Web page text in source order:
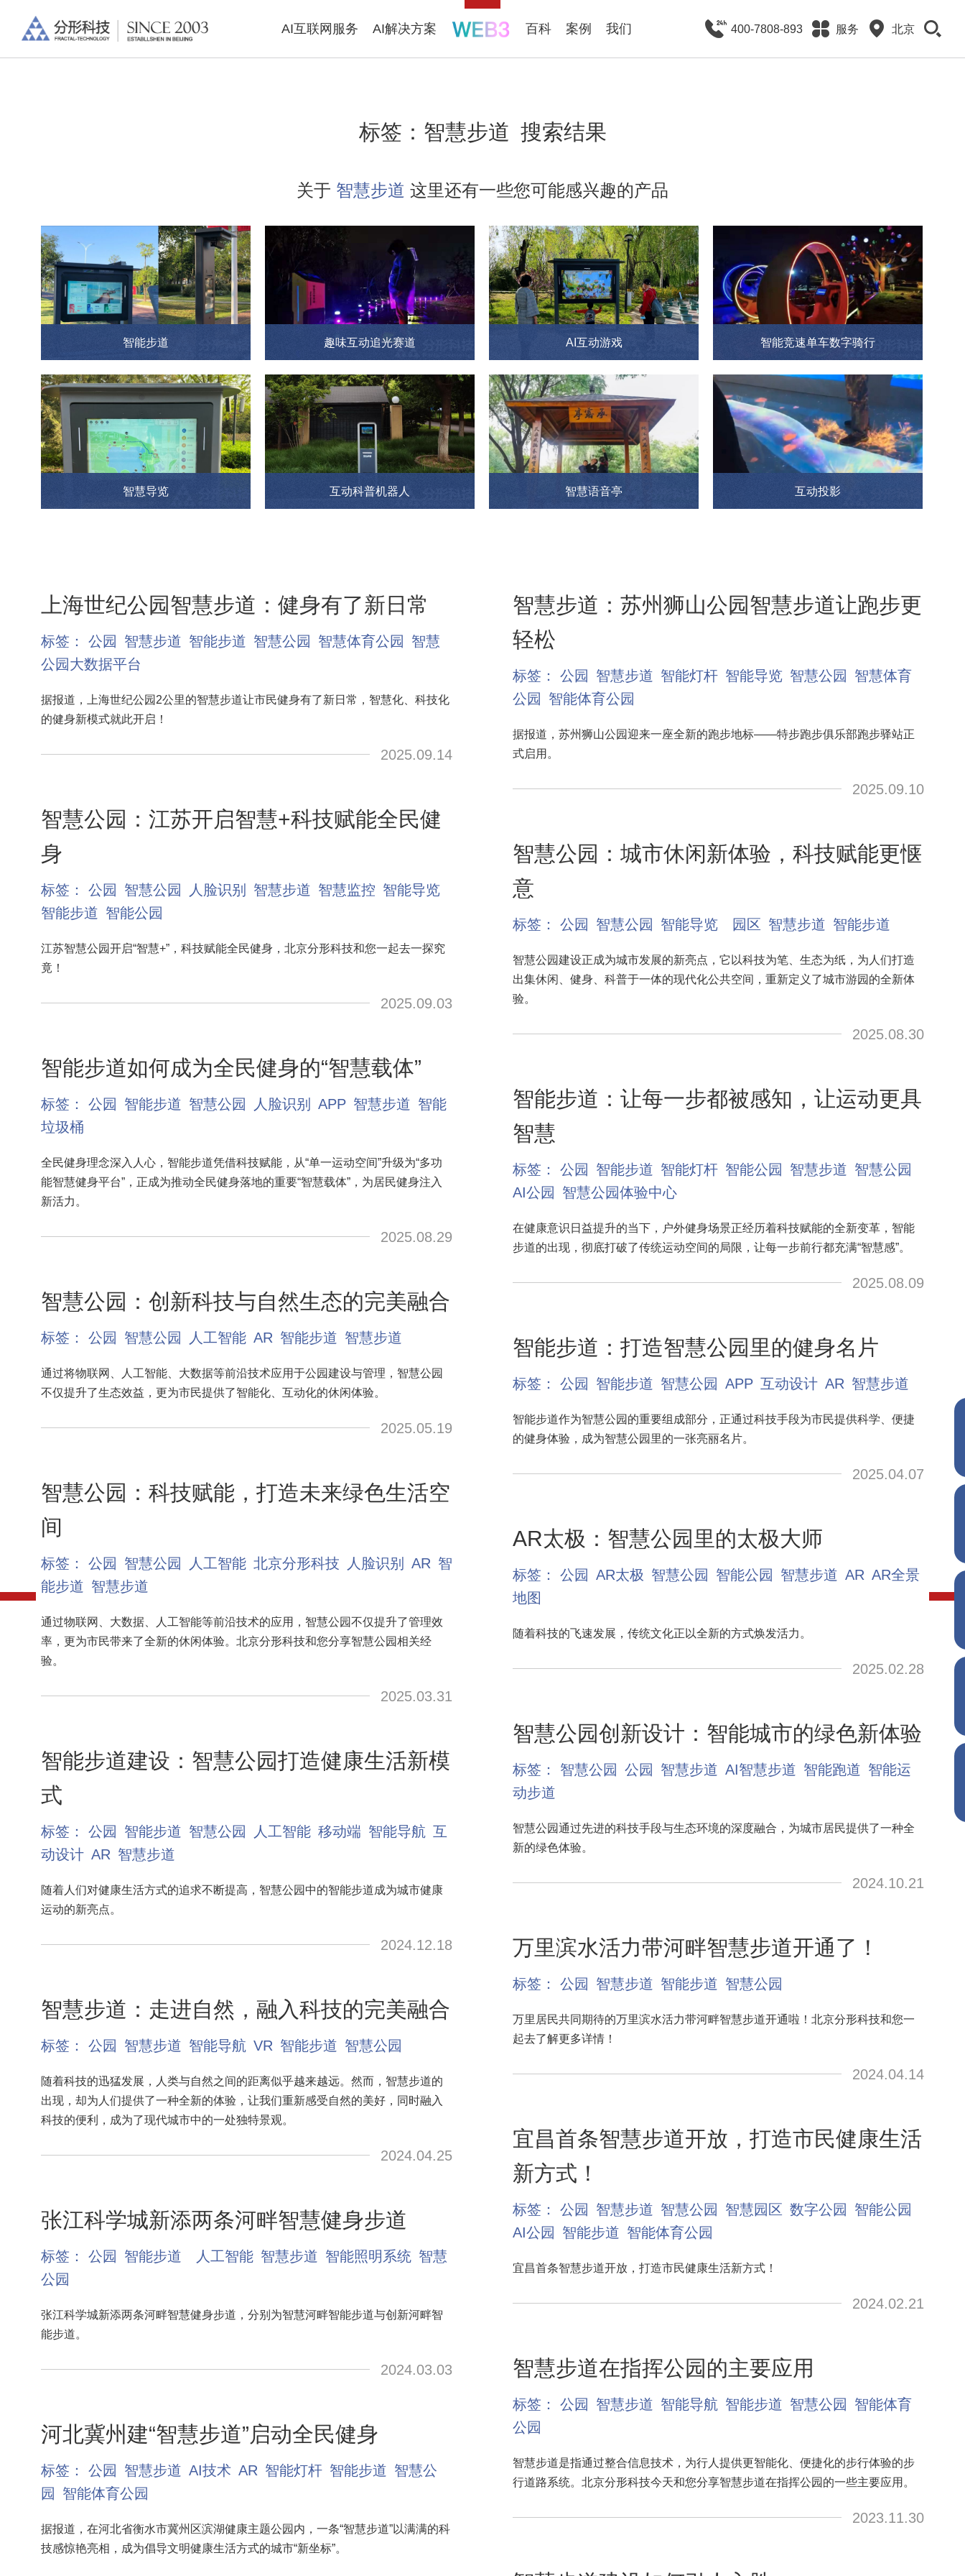
AI互联网服务 AI解决方案 百科 案例 我们 400-7808-893 服务 北京
标签： 智慧步道 搜索结果
关于 智慧步道 这里还有一些您可能感兴趣的产品
智能步道 趣味互动追光赛道 AI互动游戏 智能竞速单车数字骑行
智慧导览 互动科普机器人 智慧语音亭 互动投影
上海世纪公园智慧步道：健身有了新日常
标签： 公园 智慧步道 智能步道 智慧公园 智慧体育公园
智慧
公园大数据平台
据报道，上海世纪公园2公里的智慧步道让市民健身有了新日常，智慧化、科技化
的健身新模式就此开启！
2025.09.14
智慧公园：江苏开启智慧+科技赋能全民健
身
标签： 公园 智慧公园 人脸识别 智慧步道 智慧监控 智能导览
智能步道 智能公园
江苏智慧公园开启“智慧+”，科技赋能全民健身，北京分形科技和您一起去一探究
竟！
2025.09.03
智能步道如何成为全民健身的“智慧载体”
标签： 公园 智能步道 智慧公园 人脸识别 APP 智慧步道 智能
垃圾桶
全民健身理念深入人心，智能步道凭借科技赋能，从“单一运动空间”升级为“多功
能智慧健身平台”，正成为推动全民健身落地的重要“智慧载体”，为居民健身注入
新活力。
2025.08.29
智慧公园：创新科技与自然生态的完美融合
标签： 公园 智慧公园 人工智能 AR 智能步道 智慧步道
通过将物联网、人工智能、大数据等前沿技术应用于公园建设与管理，智慧公园
不仅提升了生态效益，更为市民提供了智能化、互动化的休闲体验。
2025.05.19
智慧公园：科技赋能，打造未来绿色生活空
间
标签： 公园 智慧公园 人工智能 北京分形科技 人脸识别 AR 智
能步道 智慧步道
通过物联网、大数据、人工智能等前沿技术的应用，智慧公园不仅提升了管理效
率，更为市民带来了全新的休闲体验。北京分形科技和您分享智慧公园相关经
验。
2025.03.31
智能步道建设：智慧公园打造健康生活新模
式
标签： 公园 智能步道 智慧公园 人工智能 移动端 智能导航 互
动设计 AR 智慧步道
随着人们对健康生活方式的追求不断提高，智慧公园中的智能步道成为城市健康
运动的新亮点。
2024.12.18
智慧步道：走进自然，融入科技的完美融合
标签： 公园 智慧步道 智能导航 VR 智能步道 智慧公园
随着科技的迅猛发展，人类与自然之间的距离似乎越来越远。然而，智慧步道的
出现，却为人们提供了一种全新的体验，让我们重新感受自然的美好，同时融入
科技的便利，成为了现代城市中的一处独特景观。
2024.04.25
张江科学城新添两条河畔智慧健身步道
标签： 公园 智能步道 人工智能 智慧步道 智能照明系统 智慧
公园
张江科学城新添两条河畔智慧健身步道，分别为智慧河畔智能步道与创新河畔智
能步道。
2024.03.03
河北冀州建“智慧步道”启动全民健身
标签： 公园 智慧步道 AI技术 AR 智能灯杆 智能步道 智慧公
园
智能体育公园
据报道，在河北省衡水市冀州区滨湖健康主题公园内，一条“智慧步道”以满满的科
技感惊艳亮相，成为倡导文明健康生活方式的城市“新坐标”。
智慧步道：苏州狮山公园智慧步道让跑步更
轻松
标签： 公园 智慧步道 智能灯杆 智能导览 智慧公园
智慧体育
公园
智能体育公园
据报道，苏州狮山公园迎来一座全新的跑步地标——特步跑步俱乐部跑步驿站正
式启用。
2025.09.10
智慧公园：城市休闲新体验，科技赋能更惬
意
标签： 公园 智慧公园 智能导览 园区 智慧步道 智能步道
智慧公园建设正成为城市发展的新亮点，它以科技为笔、生态为纸，为人们打造
出集休闲、健身、科普于一体的现代化公共空间，重新定义了城市游园的全新体
验。
2025.08.30
智能步道：让每一步都被感知，让运动更具
智慧
标签： 公园 智能步道 智能灯杆 智能公园 智慧步道 智慧公园
AI公园
智慧公园体验中心
在健康意识日益提升的当下，户外健身场景正经历着科技赋能的全新变革，智能
步道的出现，彻底打破了传统运动空间的局限，让每一步前行都充满“智慧感”。
2025.08.09
智能步道：打造智慧公园里的健身名片
标签： 公园 智能步道 智慧公园 APP 互动设计 AR 智慧步道
智能步道作为智慧公园的重要组成部分，正通过科技手段为市民提供科学、便捷
的健身体验，成为智慧公园里的一张亮丽名片。
2025.04.07
AR太极：智慧公园里的太极大师
标签： 公园 AR太极 智慧公园 智能公园 智慧步道 AR AR全景
地图
随着科技的飞速发展，传统文化正以全新的方式焕发活力。
2025.02.28
智慧公园创新设计：智能城市的绿色新体验
标签： 智慧公园 公园 智慧步道 AI智慧步道 智能跑道 智能运
动步道
智慧公园通过先进的科技手段与生态环境的深度融合，为城市居民提供了一种全
新的绿色体验。
2024.10.21
万里滨水活力带河畔智慧步道开通了！
标签： 公园 智慧步道 智能步道 智慧公园
万里居民共同期待的万里滨水活力带河畔智慧步道开通啦！北京分形科技和您一
起去了解更多详情！
2024.04.14
宜昌首条智慧步道开放，打造市民健康生活
新方式！
标签： 公园 智慧步道 智慧公园 智慧园区 数字公园
智能公园
AI公园
智能步道 智能体育公园
宜昌首条智慧步道开放，打造市民健康生活新方式！
2024.02.21
智慧步道在指挥公园的主要应用
标签： 公园 智慧步道 智能导航 智能步道 智慧公园
智能体育
公园
智慧步道是指通过整合信息技术，为行人提供更智能化、便捷化的步行体验的步
行道路系统。北京分形科技今天和您分享智慧步道在指挥公园的一些主要应用。
2023.11.30